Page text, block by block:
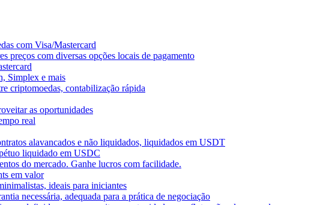
com Visa/Mastercard
preços com diversas opções locais de pagamento
Simplex e mais
criptomoedas, contabilização rápida
as oportunidades
real
alavancados e não liquidados, liquidados em USDT
liquidado em USDC
do mercado. Ganhe lucros com facilidade.
em valor
ideais para iniciantes
necessária, adequada para a prática de negociação